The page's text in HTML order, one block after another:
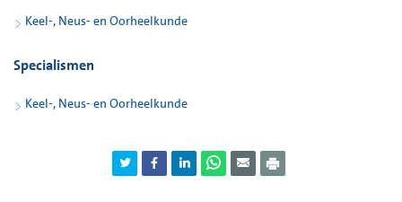
Keel-, Neus- en Oorheelkunde
Specialismen
Keel-, Neus- en Oorheelkunde